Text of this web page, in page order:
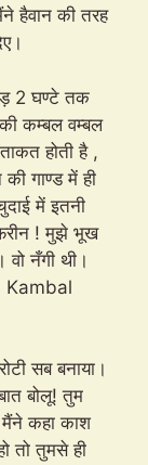
हैवान की तरह
2 घण्टे तक
कम्बल वम्बल
होती है ,
गाण्ड में ही
में इतनी
! मुझे भूख
नँगी थी।
Kambal
सब बनाया।
बोलू! तुम
मैंने कहा काश
तो तुमसे ही